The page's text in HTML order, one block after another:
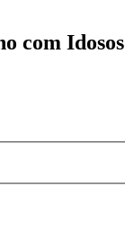
com Idosos